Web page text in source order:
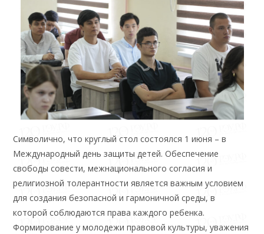
Символично, что круглый стол состоялся 1 июня – в
Международный день защиты детей. Обеспечение
свободы совести, межнационального согласия и
религиозной толерантности является важным условием
для создания безопасной и гармоничной среды, в
которой соблюдаются права каждого ребенка.
Формирование у молодежи правовой культуры, уважения